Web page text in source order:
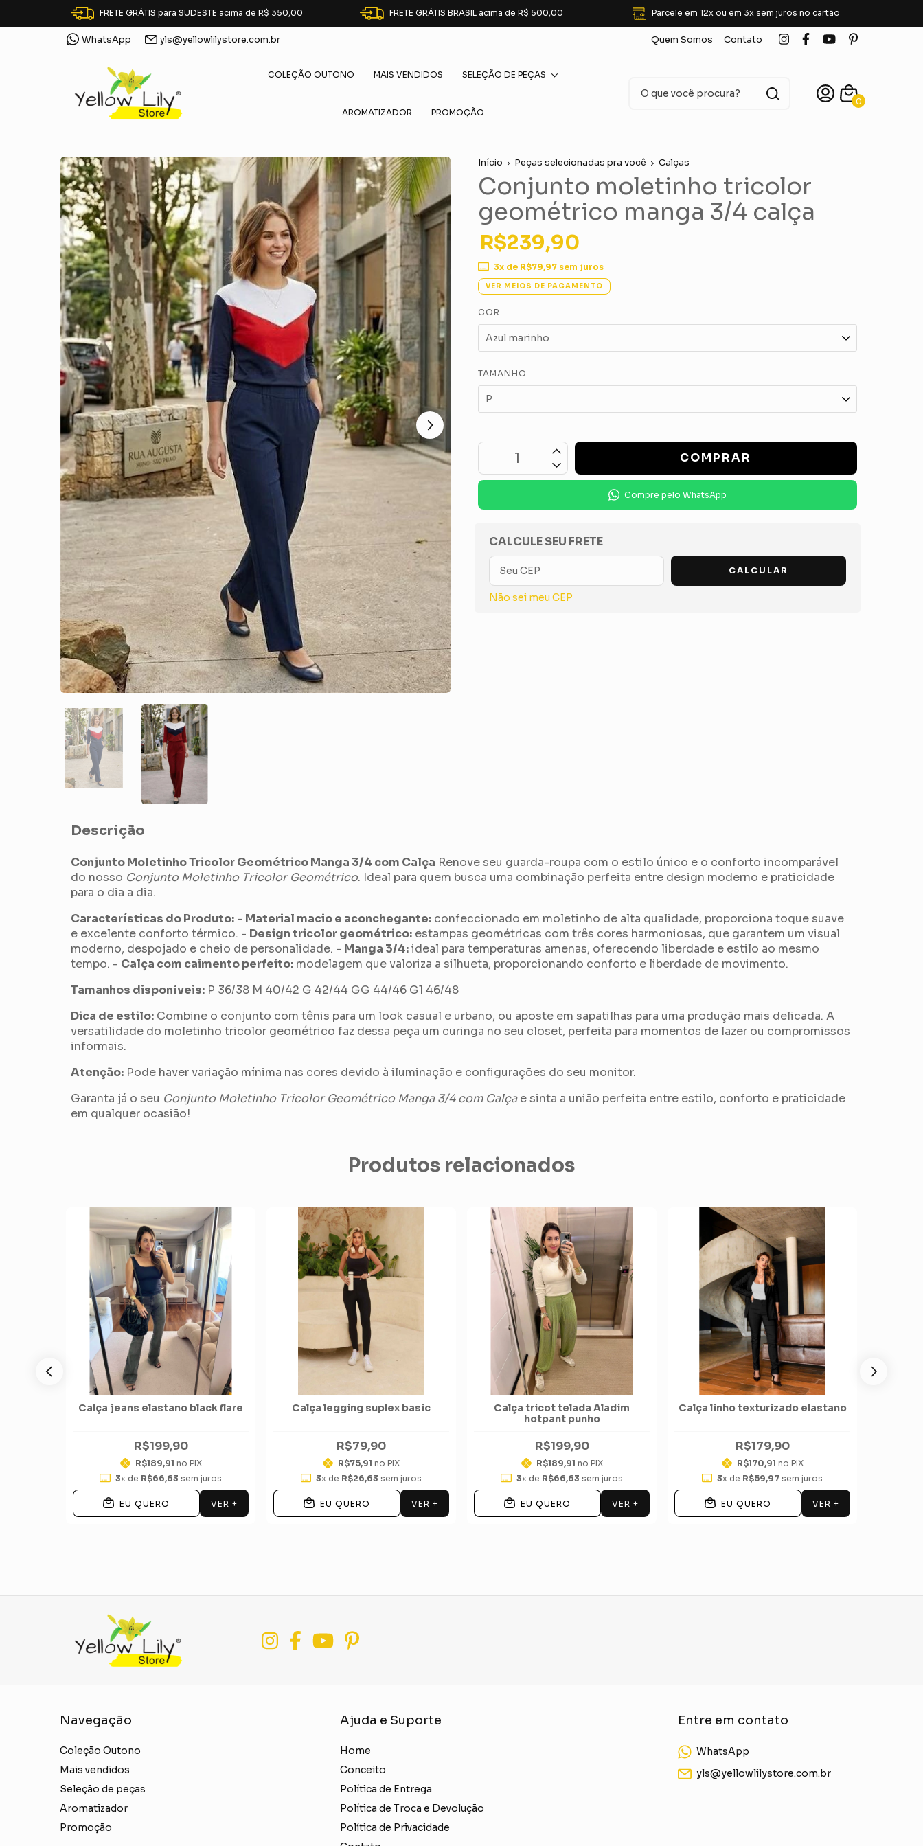
FRETE GRÁTIS para SUDESTE acima de R$ 350,00 FRETE GRÁTIS BRASIL acima de R$ 500,00 Parcele em 12x ou em 3x sem juros no cartão
WhatsApp yls@yellowlilystore.com.br Quem Somos Contato
COLEÇÃO OUTONO MAIS VENDIDOS SELEÇÃO DE PEÇAS
AROMATIZADOR PROMOÇÃO
0
Início Peças selecionadas pra você Calças
Conjunto moletinho tricolor
geométrico manga 3/4 calça
R$239,90
3x de R$79,97sem juros
VER MEIOS DE PAGAMENTO
COR
TAMANHO
Compre pelo WhatsApp
OPÇÕES DE FRETE
CALCULE SEU FRETE
CALCULAR
Não sei meu CEP
Descrição
Conjunto Moletinho Tricolor Geométrico Manga 3/4 com Calça Renove seu guarda-roupa com o estilo único e o conforto incomparável
do nosso Conjunto Moletinho Tricolor Geométrico. Ideal para quem busca uma combinação perfeita entre design moderno e praticidade
para o dia a dia.
Características do Produto: - Material macio e aconchegante: confeccionado em moletinho de alta qualidade, proporciona toque suave
e excelente conforto térmico. - Design tricolor geométrico: estampas geométricas com três cores harmoniosas, que garantem um visual
moderno, despojado e cheio de personalidade. - Manga 3/4:ideal para temperaturas amenas, oferecendo liberdade e estilo ao mesmo
tempo. - Calça com caimento perfeito: modelagem que valoriza a silhueta, proporcionando conforto e liberdade de movimento.
Tamanhos disponíveis: P 36/38 M 40/42 G 42/44 GG 44/46 G1 46/48
Dica de estilo: Combine o conjunto com tênis para um look casual e urbano, ou aposte em sapatilhas para uma produção mais delicada. A
versatilidade do moletinho tricolor geométrico faz dessa peça um curinga no seu closet, perfeita para momentos de lazer ou compromissos
informais.
Atenção: Pode haver variação mínima nas cores devido à iluminação e configurações do seu monitor.
Garanta já o seu Conjunto Moletinho Tricolor Geométrico Manga 3/4 com Calçae sinta a união perfeita entre estilo, conforto e praticidade
em qualquer ocasião!
Produtos relacionados
Calça jeans elastano black flare
R$199,90
R$189,91 no PIX
3x de R$66,63 sem juros
EU QUERO VER +
Calça legging suplex basic
R$79,90
R$75,91 no PIX
3x de R$26,63 sem juros
EU QUERO VER +
Calça tricot telada Aladim
hotpant punho
R$199,90
R$189,91 no PIX
3x de R$66,63 sem juros
EU QUERO VER +
Calça linho texturizado elastano
R$179,90
R$170,91 no PIX
3x de R$59,97 sem juros
EU QUERO VER +
Navegação
Coleção Outono
Mais vendidos
Seleção de peças
Aromatizador
Promoção
Ajuda e Suporte
Home
Conceito
Política de Entrega
Política de Troca e Devolução
Política de Privacidade
Entre em contato
WhatsApp
yls@yellowlilystore.com.br